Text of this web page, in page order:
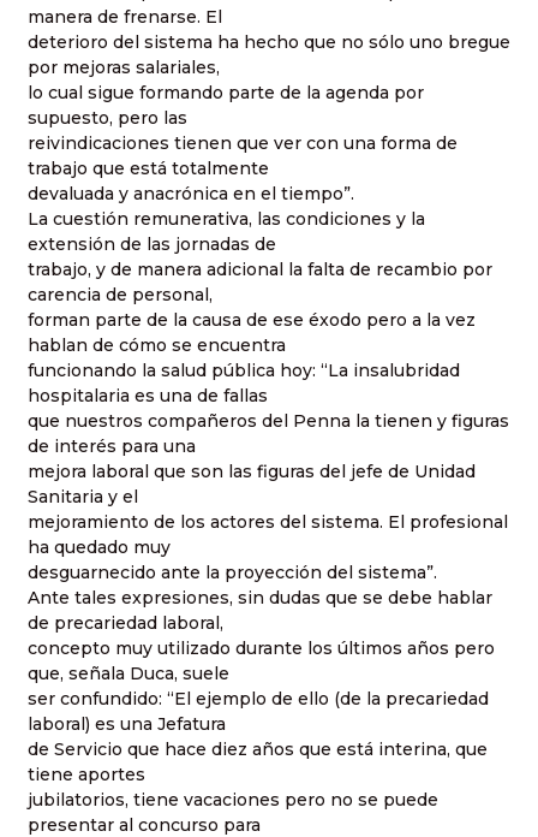
manera de frenarse. El
deterioro del sistema ha hecho que no sólo uno bregue
por mejoras salariales,
lo cual sigue formando parte de la agenda por
supuesto, pero las
reivindicaciones tienen que ver con una forma de
trabajo que está totalmente
devaluada y anacrónica en el tiempo”.
La cuestión remunerativa, las condiciones y la
extensión de las jornadas de
trabajo, y de manera adicional la falta de recambio por
carencia de personal,
forman parte de la causa de ese éxodo pero a la vez
hablan de cómo se encuentra
funcionando la salud pública hoy: “La insalubridad
hospitalaria es una de fallas
que nuestros compañeros del Penna la tienen y figuras
de interés para una
mejora laboral que son las figuras del jefe de Unidad
Sanitaria y el
mejoramiento de los actores del sistema. El profesional
ha quedado muy
desguarnecido ante la proyección del sistema”.
Ante tales expresiones, sin dudas que se debe hablar
de precariedad laboral,
concepto muy utilizado durante los últimos años pero
que, señala Duca, suele
ser confundido: “El ejemplo de ello (de la precariedad
laboral) es una Jefatura
de Servicio que hace diez años que está interina, que
tiene aportes
jubilatorios, tiene vacaciones pero no se puede
presentar al concurso para